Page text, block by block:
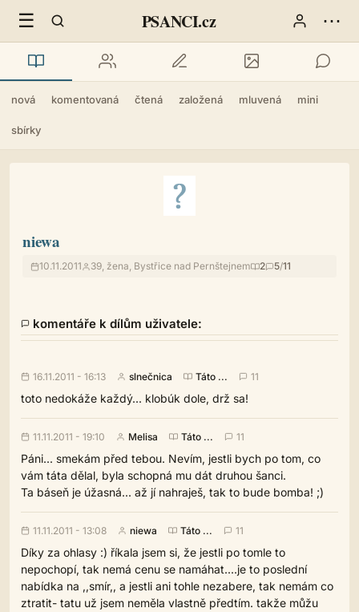
☰ PSANCI.cz ⋯
nová komentovaná čtená založená mluvená mini
sbírky
niewa
10.11.2011 39, žena, Bystřice nad Pernštejnem 2 5/11
komentáře k dílům uživatele:
16.11.2011 - 16:13 slnečnica Táto ... 11
toto nedokáže každý... klobúk dole, drž sa!
11.11.2011 - 19:10 Melisa Táto ... 11
Páni... smekám před tebou. Nevím, jestli bych po tom, co
vám táta dělal, byla schopná mu dát druhou šanci.
Ta báseň je úžasná... až jí nahraješ, tak to bude bomba! ;)
11.11.2011 - 13:08 niewa Táto ... 11
Díky za ohlasy :) říkala jsem si, že jestli po tomle to
nepochopí, tak nemá cenu se namáhat....je to poslední
nabídka na ,,smír,, a jestli ani tohle nezabere, tak nemám co
ztratit- tatu už jsem neměla vlastně předtím. takže můžu